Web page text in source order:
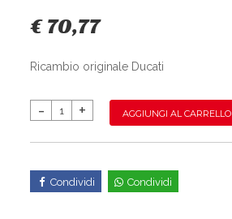
€ 70,77
Ricambio originale Ducati
AGGIUNGI AL CARRELLO
Condividi Condividi